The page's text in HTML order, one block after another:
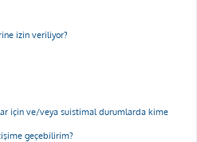
izin veriliyor?
için ve/veya suistimal durumlarda kime
geçebilirim?